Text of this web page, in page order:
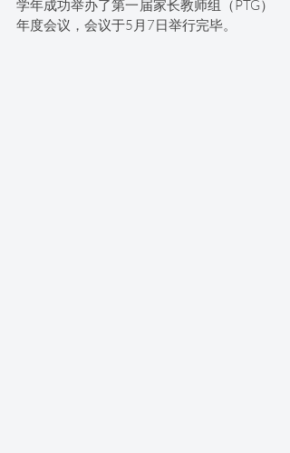
学年成功举办了第一届家长教师组（PTG）
年度会议，会议于5月7日举行完毕。